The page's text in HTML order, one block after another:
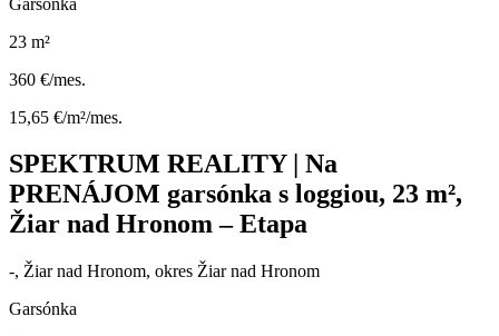
23 m²
360 €/mes.
15,65 €/m²/mes.
SPEKTRUM REALITY | Na
PRENÁJOM garsónka s loggiou, 23 m²,
Žiar nad Hronom – Etapa
-, Žiar nad Hronom, okres Žiar nad Hronom
Garsónka